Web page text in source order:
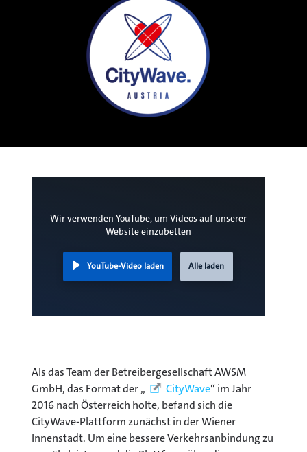
Wir verwenden YouTube, um Videos auf unserer
Website einzubetten
YouTube-Video laden Alle laden
Als das Team der Betreibergesellschaft AWSM
GmbH, das Format der „
CityWave“ im Jahr
2016 nach Österreich holte, befand sich die
CityWave-Plattform zunächst in der Wiener
Innenstadt. Um eine bessere Verkehrsanbindung zu